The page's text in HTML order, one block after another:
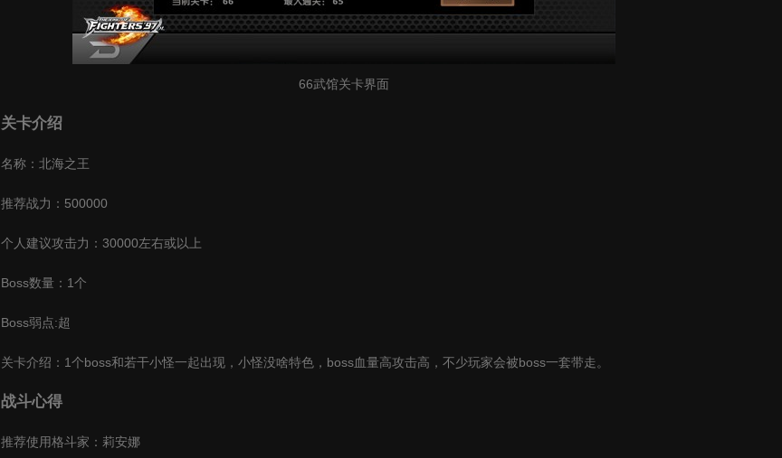
66武馆关卡界面
关卡介绍
名称：北海之王
推荐战力：500000
个人建议攻击力：30000左右或以上
Boss数量：1个
Boss弱点:超
关卡介绍：1个boss和若干小怪一起出现，小怪没啥特色，boss血量高攻击高，不少玩家会被boss一套带走。
战斗心得
推荐使用格斗家：莉安娜